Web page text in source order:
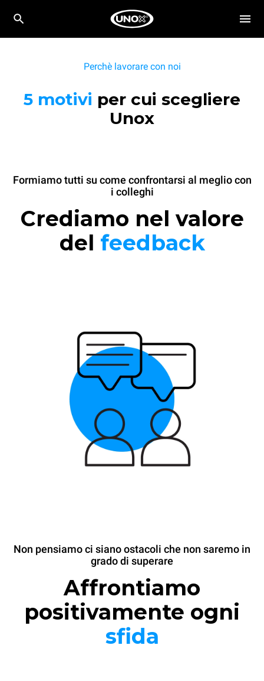
Perchè lavorare con noi
5 motivi per cui scegliere
Unox
Formiamo tutti su come confrontarsi al meglio con
i colleghi
Crediamo nel valore
del feedback
Non pensiamo ci siano ostacoli che non saremo in
grado di superare
Affrontiamo
positivamente ogni
sfida